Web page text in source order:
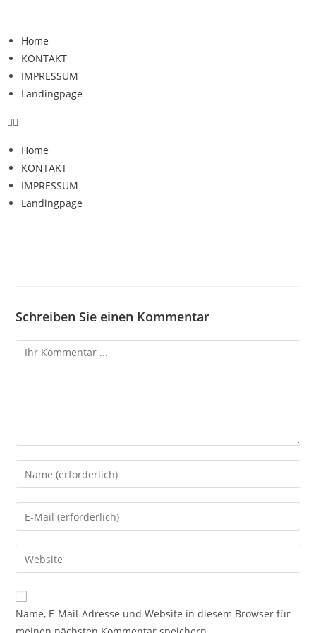
Home
KONTAKT
IMPRESSUM
Landingpage
Home
KONTAKT
IMPRESSUM
Landingpage
Schreiben Sie einen Kommentar
Name, E-Mail-Adresse und Website in diesem Browser für